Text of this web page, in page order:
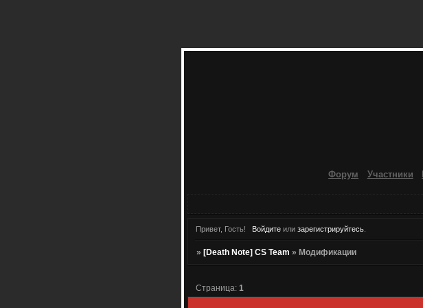
Форум Участники
Привет, Гость! Войдитеили зарегистрируйтесь.
» [Death Note] CS Team » Модификации
Страница:1